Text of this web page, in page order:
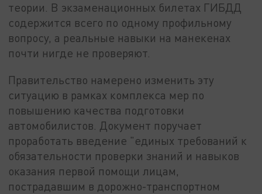
теории. В экзаменационных билетах ГИБДД
содержится всего по одному профильному
вопросу, а реальные навыки на манекенах
почти нигде не проверяют.
Правительство намерено изменить эту
ситуацию в рамках комплекса мер по
повышению качества подготовки
автомобилистов. Документ поручает
проработать введение "единых требований к
обязательности проверки знаний и навыков
оказания первой помощи лицам,
пострадавшим в дорожно-транспортном